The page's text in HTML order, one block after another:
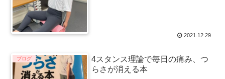
2021.12.29
ブログ
4スタンス理論で毎日の痛み、つ
らさが消える本